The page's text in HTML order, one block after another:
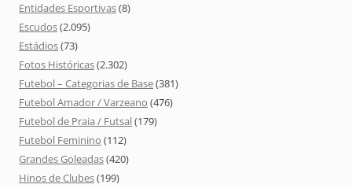
Entidades Esportivas(8)
Escudos(2.095)
Estádios(73)
Fotos Históricas(2.302)
Futebol – Categorias de Base(381)
Futebol Amador / Varzeano (476)
Futebol de Praia / Futsal(179)
Futebol Feminino (112)
Grandes Goleadas(420)
Hinos de Clubes(199)